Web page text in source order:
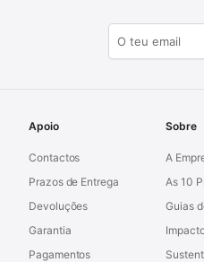
Apoio
Contactos
Prazos de Entrega
Devoluções
Garantia
Pagamentos
Sobre
A
As 10
Guias